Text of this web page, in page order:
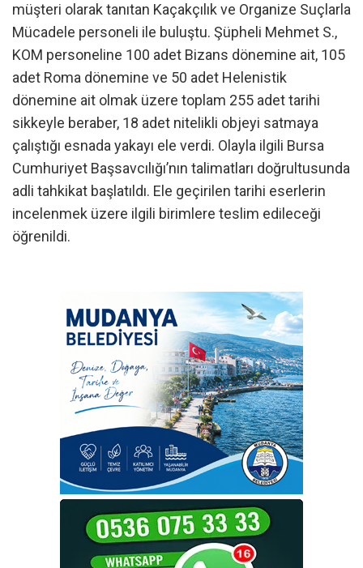
müşteri olarak tanıtan Kaçakçılık ve Organize Suçlarla
Mücadele personeli ile buluştu. Şüpheli Mehmet S.,
KOM personeline 100 adet Bizans dönemine ait, 105
adet Roma dönemine ve 50 adet Helenistik
dönemine ait olmak üzere toplam 255 adet tarihi
sikkeyle beraber, 18 adet nitelikli objeyi satmaya
çalıştığı esnada yakayı ele verdi. Olayla ilgili Bursa
Cumhuriyet Başsavcılığı’nın talimatları doğrultusunda
adli tahkikat başlatıldı. Ele geçirilen tarihi eserlerin
incelenmek üzere ilgili birimlere teslim edileceği
öğrenildi.